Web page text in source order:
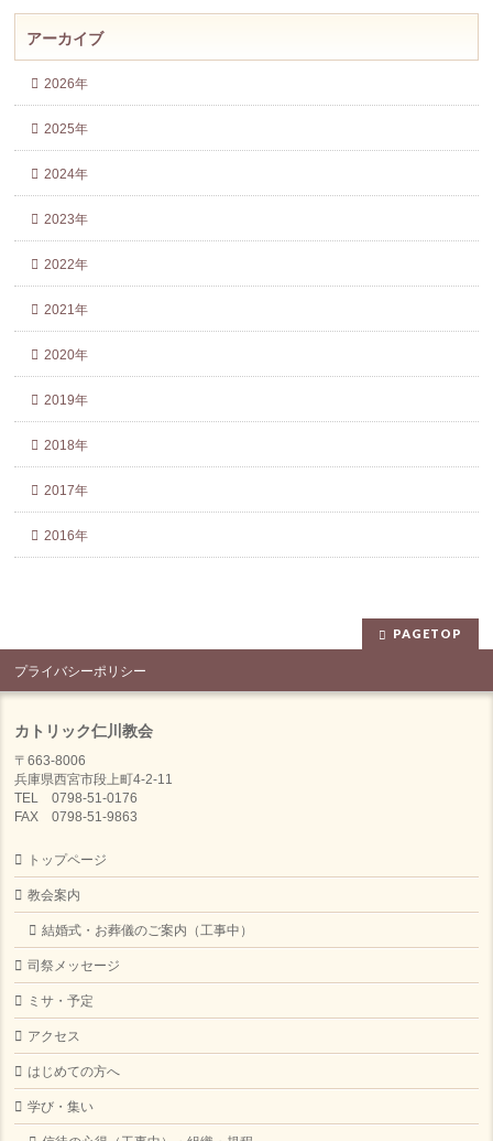
アーカイブ
2026年
2025年
2024年
2023年
2022年
2021年
2020年
2019年
2018年
2017年
2016年
PAGETOP
プライバシーポリシー
カトリック仁川教会
〒663-8006
兵庫県西宮市段上町4-2-11
TEL 0798-51-0176
FAX 0798-51-9863
トップページ
教会案内
結婚式・お葬儀のご案内（工事中）
司祭メッセージ
ミサ・予定
アクセス
はじめての方へ
学び・集い